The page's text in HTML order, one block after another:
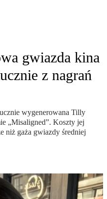
gwiazda kina
z nagrań
wygenerowana Tilly
„Misaligned”. Koszty jej
niż gaża gwiazdy średniej